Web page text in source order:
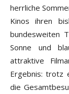
herrliche
Kinos ihren
bundesweiten
Sonne und
attraktive
Ergebnis: trotz
die